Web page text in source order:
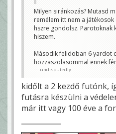
Milyen siránkozás? Mutasd
remélem itt nem a
hszre gondolsz. Parotoknak
hiszem.
Második felidoban 6 yardot
hozzaszolasommal ennek
undisputedly
kidőlt a 2 kezdő futónk,
futásra készülni a
már itt vagy 100 éve a